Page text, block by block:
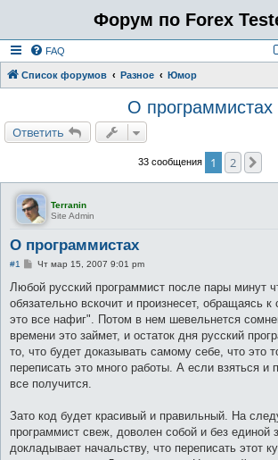
Форум по Forex
FAQ
Список форумов Разное Юмор
О программистах
Ответить
33 сообщения 1 2
Terranin
Site Admin
О программистах
#1
С
о
щ
е
и
е
Чт мар 15, 2007 9:01 pm
Любой русский программист после пары минут
обязательно вскочит и произнесет, обращаясь к
это все нафиг". Потом в нем шевельнется
времени это займет, и остаток дня русский
то, что будет доказывать самому себе, что это
переписать это много работы. А если взяться и
все получится.
Зато код будет красивый и правильный. На
программист свеж, доволен собой и без единой
докладывает начальству, что переписать этот